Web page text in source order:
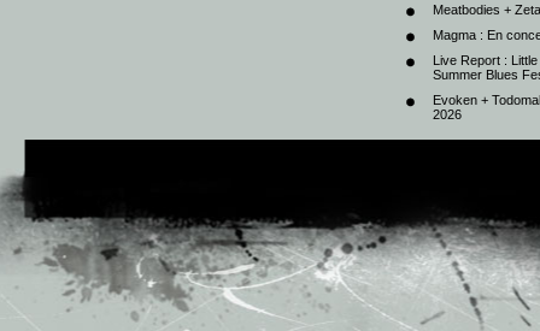
Meatbodies +
Magma : En
Live Report :
Summer Blues
Evoken +
2026